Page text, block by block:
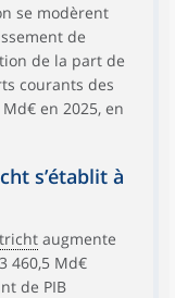
se modèrent
de
de la part de
courants des
Md€ en 2025, en
s’établit à
augmente
460,5 Md€
de PIB